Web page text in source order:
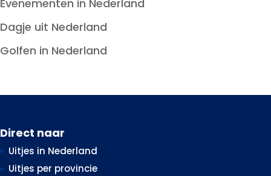
Evenementen in Nederland
Dagje uit Nederland
Golfen in Nederland
Direct naar
Uitjes in Nederland
Uitjes per provincie